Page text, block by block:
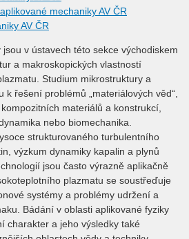
mechaniky AV ČR
AV ČR
v ústavech této sekce východiskem
a makroskopických vlastností
Studium mikrostruktury a
k řešení problémů „materiálových věd“,
materiálů a konstrukcí,
nebo biomechanika.
strukturovaného turbulentního
výzkum dynamiky kapalin a plynů
jsou často výrazně aplikačně
plazmatu se soustřeďuje
systémy a problémy udržení a
Bádání v oblasti aplikované fyziky
charakter a jeho výsledky také